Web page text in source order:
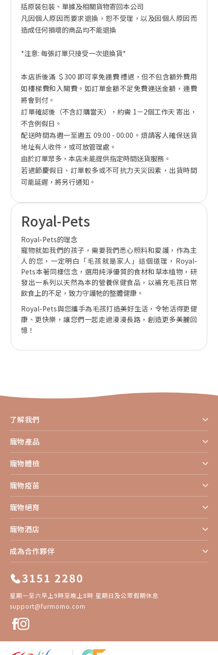
括原裝包裝、單據及相關貨物寄回本公司
凡因個人原因而要求退換，恕不受理，以及因個人原因而
造成任何損壞的商品均不能退換
*注意: 每張訂單只接受一次退換貨*
本店折後滿 ＄300 即可享免運費 禮遇，但不包含額外費用
如樓梯費和入閘費。如訂單金額不足免費運送金額，運費
將會到付。
訂單確認後（不含訂購當天），約需 1－2個工作天 寄出，
不含例假日。
配送時間為週一至週五 09:00 - 00:00。煩請客人確保送貨
地址有人收件，或可放管理處。
由於訂單眾多，本店未能提供指定時間送貨服務。
若遇節慶假日、訂單較多或不可抗力天災因素，出貨時間
可能延遲，將另行通知。
Royal-Pets
Royal-Pets的理念
寵物就如我們的孩子，需要我們悉心照料和愛護，作為主
人的您，一定明白「毛孩就是家人」這個道理，Royal-
Pets本著同樣信念，選用純淨優質的食材和草本植物，研
發出一系列以天然為本的營養保健食品，以補充毛孩日常
飲食上的不足，致力守護牠的整體健康。
Royal-Pets與您攜手為毛孩打造美好生活，令牠活得更健
康、更快樂，讓您們一起走過漫漫長路，創造更多美麗回
憶！
了解我們
寵物產品
寵物體檢
寵物疫苗
寵物絕育
寵物酒店
成為合作夥伴
3151 2280
星期一至六早上9時至晚上8時 星期日及公眾假期休息
support@furmomo.com